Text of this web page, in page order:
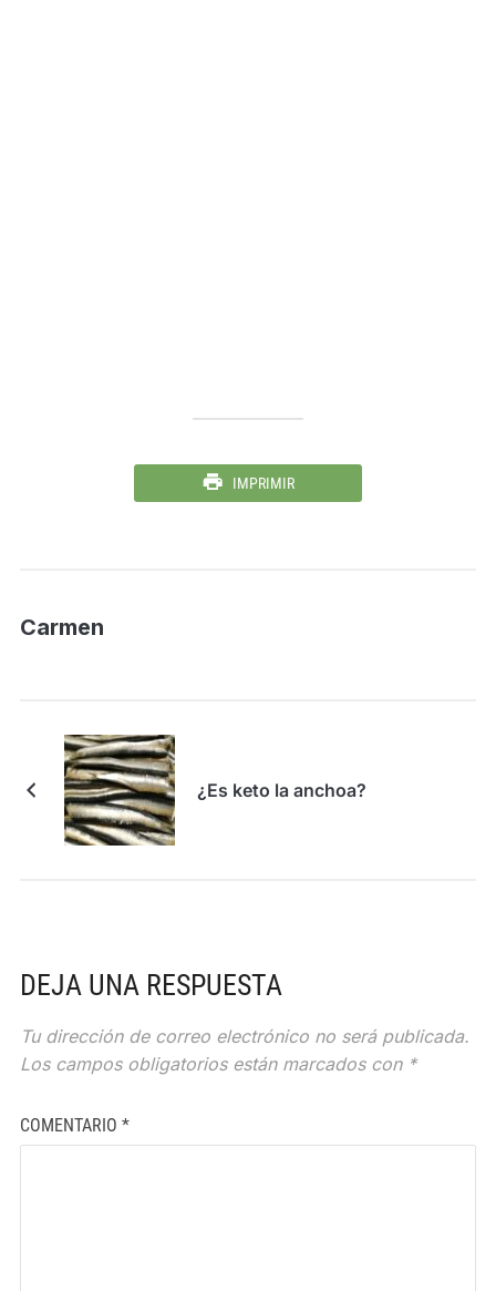
IMPRIMIR
Carmen
¿Es keto la anchoa?
DEJA UNA RESPUESTA
Tu dirección de correo electrónico no será publicada.
Los campos obligatorios están marcados con *
COMENTARIO *